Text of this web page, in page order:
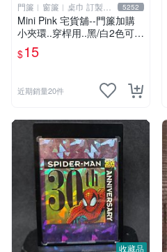
門簾︱窗簾︱桌巾 訂製販
售
5252
Mini Pink 宅貨舖--門簾加購
小夾環..穿桿用..黑/白2色可選
【K000】不單獨販售
$15
近期銷量20件
收藏品